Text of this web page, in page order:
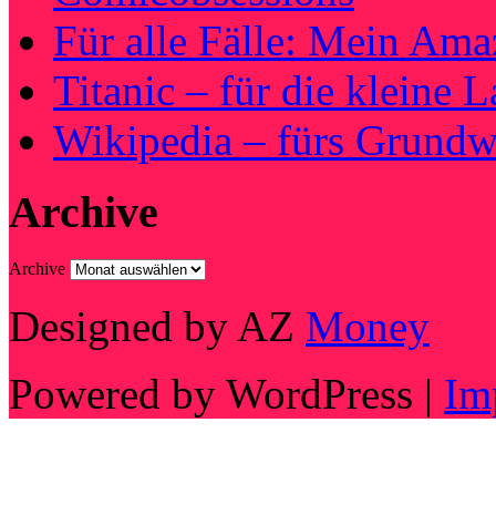
Für alle Fälle: Mein
Titanic – für die kleine
Wikipedia – fürs
Archive
Archive
Designed by AZ Money
Powered by WordPress |